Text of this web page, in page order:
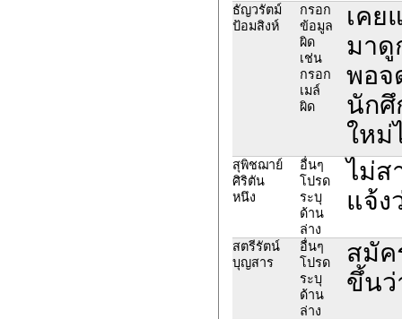
ธัญวรัตม์
ป้อมสิงห์
กรอก
ข้อมูล
ผิด
เช่น
กรอก
เมล์
ผิด
เคย
มาดู
พอจ
นักศึ
ใหม่
สุพิชฌาย์
ศิริตัน
หนึง
อื่นๆ
โปรด
ระบุ
ด้าน
ล่าง
ไม่ส
แจ้ง
สตรีรัตน์
บุญสาร
อื่นๆ
โปรด
ระบุ
ด้าน
ล่าง
สมัค
ขึ้น